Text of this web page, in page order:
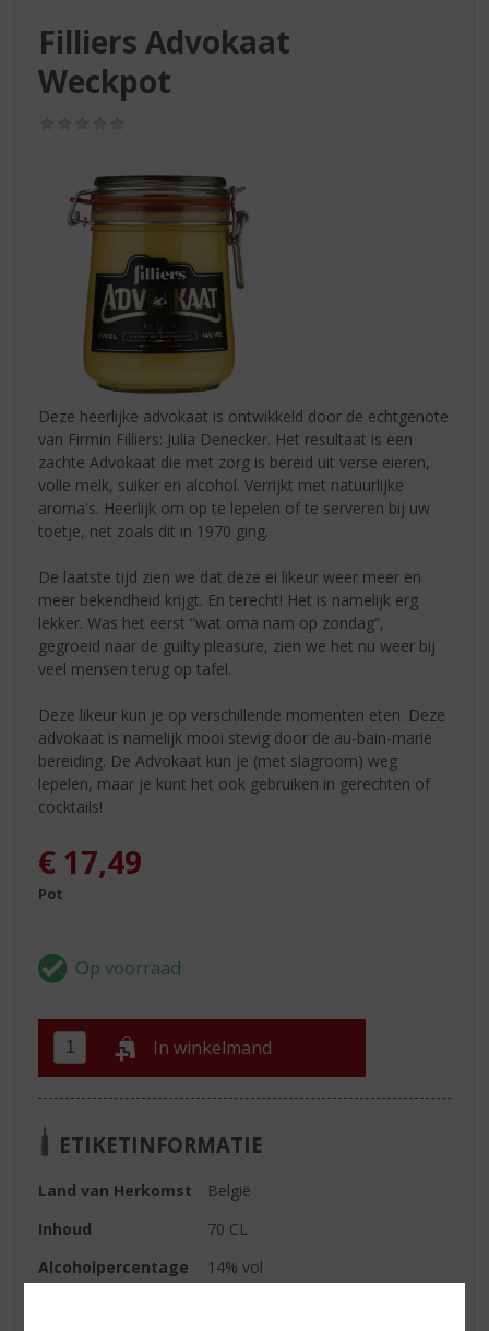
Filliers Advokaat
Weckpot
Deze heerlijke advokaat is ontwikkeld door de echtgenote
van Firmin Filliers: Julia Denecker. Het resultaat is een
zachte Advokaat die met zorg is bereid uit verse eieren,
volle melk, suiker en alcohol. Verrijkt met natuurlijke
aroma's. Heerlijk om op te lepelen of te serveren bij uw
toetje, net zoals dit in 1970 ging.
De laatste tijd zien we dat deze ei likeur weer meer en
meer bekendheid krijgt. En terecht! Het is namelijk erg
lekker. Was het eerst “wat oma nam op zondag”,
gegroeid naar de guilty pleasure, zien we het nu weer bij
veel mensen terug op tafel.
Deze likeur kun je op verschillende momenten eten. Deze
advokaat is namelijk mooi stevig door de au-bain-marie
bereiding. De Advokaat kun je (met slagroom) weg
lepelen, maar je kunt het ook gebruiken in gerechten of
cocktails!
€ 17,49
Pot
In winkelmand
ETIKETINFORMATIE
Land van Herkomst
België
Inhoud
70 CL
Alcoholpercentage
14% vol